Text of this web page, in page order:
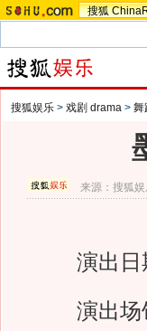
搜狐
搜狐娱乐 > 戏剧 drama > 舞
来源：搜狐
演出日
演出场